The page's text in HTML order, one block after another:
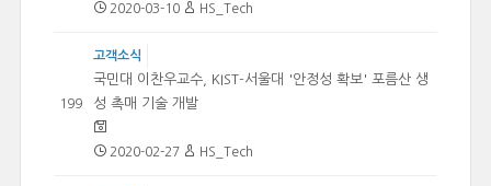
2020-03-10 HS_Tech
199
고객소식
국민대 이찬우교수, KIST-서울대 '안정성 확보' 포름산 생
성 촉매 기술 개발
2020-02-27 HS_Tech